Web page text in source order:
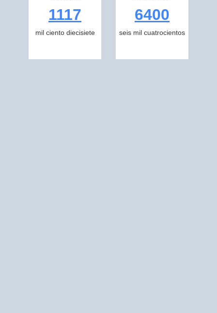
1117
mil ciento diecisiete
6400
seis mil cuatrocientos